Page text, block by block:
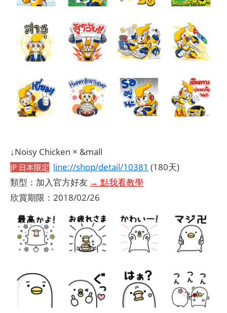
↓Noisy Chicken × &mall
JP 日本限定 line://shop/detail/10381 (180天)
類型：加入官方好友 → 點我看教學
欣賞期限：2018/02/26